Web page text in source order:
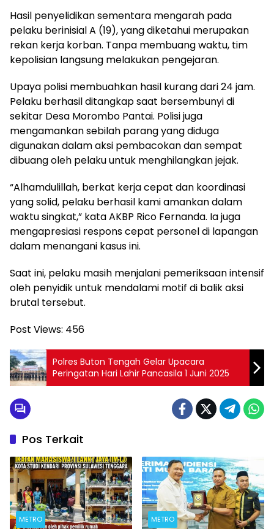
Hasil penyelidikan sementara mengarah pada
pelaku berinisial A (19), yang diketahui merupakan
rekan kerja korban. Tanpa membuang waktu, tim
kepolisian langsung melakukan pengejaran.
Upaya polisi membuahkan hasil kurang dari 24 jam.
Pelaku berhasil ditangkap saat bersembunyi di
sekitar Desa Morombo Pantai. Polisi juga
mengamankan sebilah parang yang diduga
digunakan dalam aksi pembacokan dan sempat
dibuang oleh pelaku untuk menghilangkan jejak.
“Alhamdulillah, berkat kerja cepat dan koordinasi
yang solid, pelaku berhasil kami amankan dalam
waktu singkat,” kata AKBP Rico Fernanda. Ia juga
mengapresiasi respons cepat personel di lapangan
dalam menangani kasus ini.
Saat ini, pelaku masih menjalani pemeriksaan intensif
oleh penyidik untuk mendalami motif di balik aksi
brutal tersebut.
Post Views: 456
Polres Buton Tengah Gelar Upacara
Peringatan Hari Lahir Pancasila 1 Juni 2025
Pos Terkait
METRO METRO